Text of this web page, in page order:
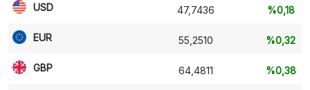
USD 47,7436 %0,18
EUR 55,2510 %0,32
GBP 64,4811 %0,38